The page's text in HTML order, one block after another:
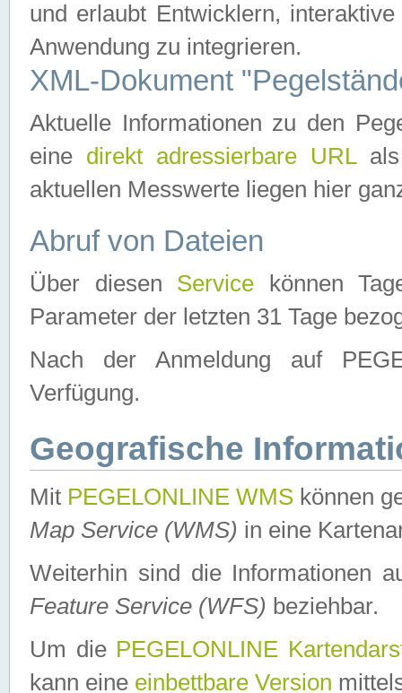
und erlaubt Entwicklern,
Anwendung zu integrieren.
XML-Dokument
Aktuelle Informationen zu den
eine direkt adressierbare URLals
aktuellen Messwerte liegen hier
Abruf von Dateien
Über diesen Service können
Parameter der letzten 31 Tage
Nach der Anmeldung auf
Verfügung.
Geografische
Mit PEGELONLINE WMS können
Map Service (WMS) in eine
Weiterhin sind die Informationen
Feature Service (WFS) beziehbar.
Um die PEGELONLINE
kann eine einbettbare Version